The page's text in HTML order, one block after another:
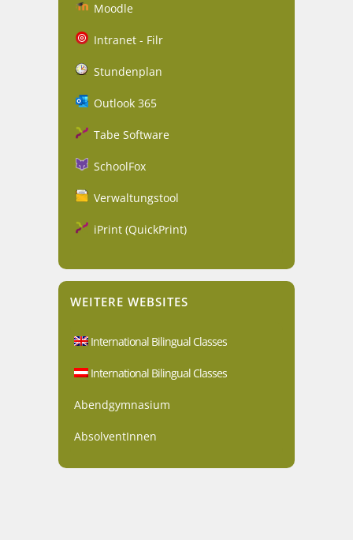
Moodle
Intranet - Filr
Stundenplan
Outlook 365
Tabe Software
SchoolFox
Verwaltungstool
iPrint (QuickPrint)
WEITERE WEBSITES
International Bilingual Classes
International Bilingual Classes
Abendgymnasium
AbsolventInnen